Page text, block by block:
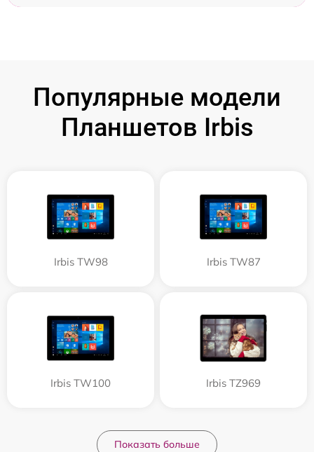
Популярные модели
Планшетов Irbis
Irbis TW98 Irbis TW87
Irbis TW100 Irbis TZ969
Показать больше